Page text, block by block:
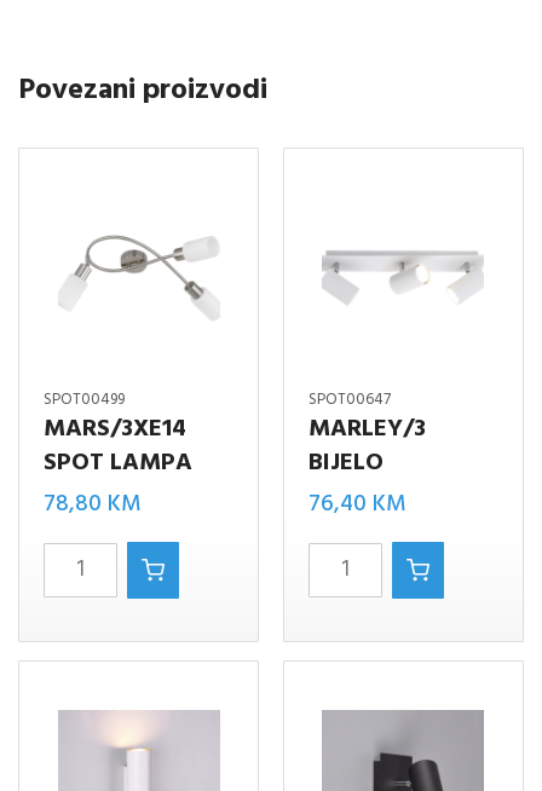
Povezani proizvodi
SPOT00499
MARS/3XE14
SPOT LAMPA
78,80 KM
MARS/3xE14
spot
lampa
količina
SPOT00647
MARLEY/3
BIJELO
76,40 KM
MARLEY/3
bijelo
količina